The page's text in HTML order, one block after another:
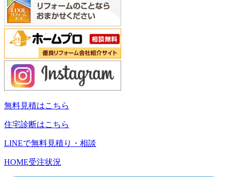
無料見積はこちら
住宅診断はこちら
LINEで無料見積り・相談
HOME受注状況